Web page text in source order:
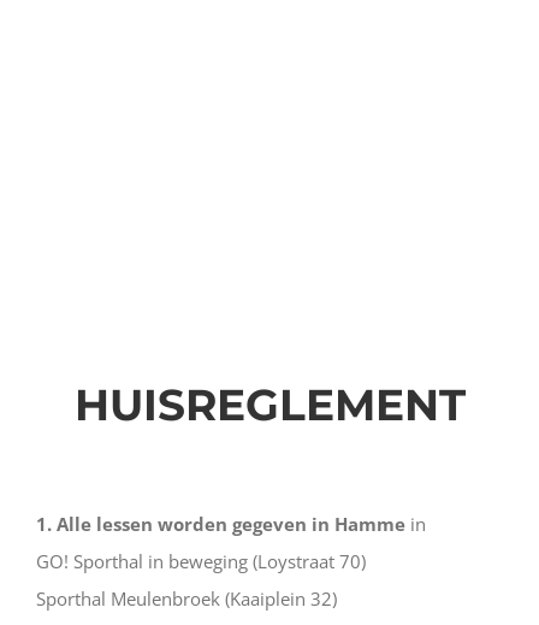
HUISREGLEMENT
1. Alle lessen worden gegeven in Hamme in
GO! Sporthal in beweging (Loystraat 70)
Sporthal Meulenbroek (Kaaiplein 32)